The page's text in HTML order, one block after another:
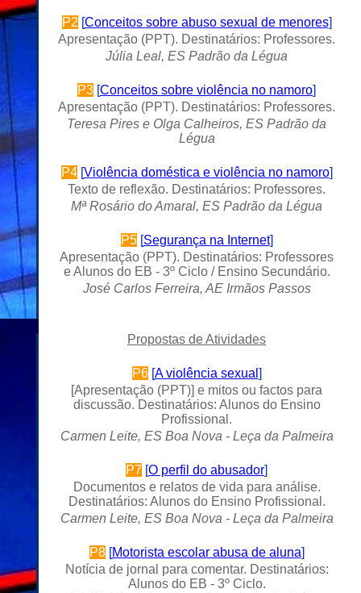
P2 [Conceitos sobre abuso sexual de menores]
Apresentação (PPT). Destinatários: Professores.
Júlia Leal, ES Padrão da Légua
P3 [Conceitos sobre violência no namoro]
Apresentação (PPT). Destinatários: Professores.
Teresa Pires e Olga Calheiros, ES Padrão da
Légua
P4[Violência doméstica e violência no namoro]
Texto de reflexão. Destinatários: Professores.
Mª Rosário do Amaral, ES Padrão da Légua
P5[Segurança na Internet]
Apresentação (PPT). Destinatários: Professores
e Alunos do EB - 3º Ciclo / Ensino Secundário.
José Carlos Ferreira, AE Irmãos Passos
Propostas de Atividades
P6 [A violência sexual ]
[Apresentação (PPT)] e mitos ou factos para
discussão. Destinatários: Alunos do Ensino
Profissional.
Carmen Leite, ES Boa Nova - Leça da Palmeira
P7 [O perfil do abusador]
Documentos e relatos de vida para análise.
Destinatários: Alunos do Ensino Profissional.
Carmen Leite, ES Boa Nova - Leça da Palmeira
P8 [Motorista escolar abusa de aluna]
Notícia de jornal para comentar. Destinatários:
Alunos do EB - 3º Ciclo.